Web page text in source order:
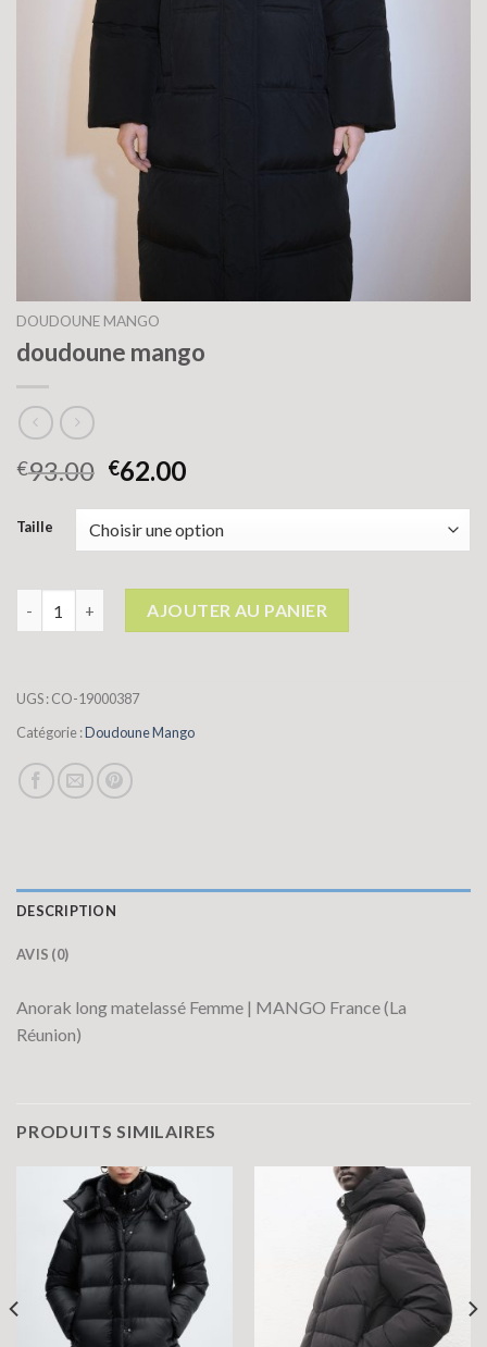
DOUDOUNE MANGO
doudoune mango
€93.00 €62.00
Taille
AJOUTER AU PANIER
UGS :CO-19000387
Catégorie :Doudoune Mango
DESCRIPTION
AVIS (0)
Anorak long matelassé Femme | MANGO France (La
Réunion)
PRODUITS SIMILAIRES